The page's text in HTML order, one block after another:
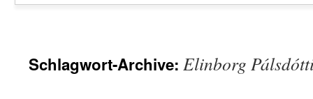
Schlagwort-Archive: Elinborg